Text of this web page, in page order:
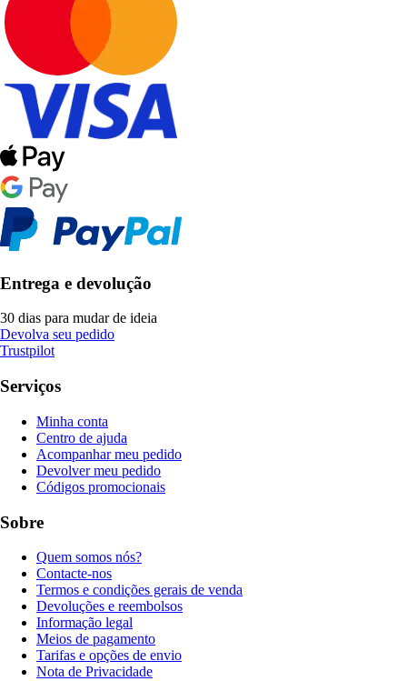
Entrega e devolução
30 dias para mudar de ideia
Devolva seu pedido
Trustpilot
Serviços
Minha conta
Centro de ajuda
Acompanhar meu pedido
Devolver meu pedido
Códigos promocionais
Sobre
Quem somos nós?
Contacte-nos
Termos e condições gerais de venda
Devoluções e reembolsos
Informação legal
Meios de pagamento
Tarifas e opções de envio
Nota de Privacidade